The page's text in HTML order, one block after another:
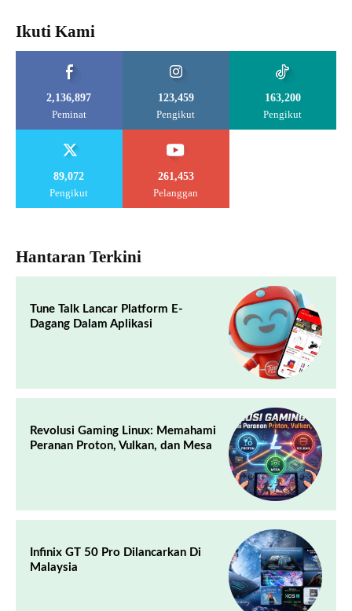
Ikuti Kami
2,136,897
Peminat
123,459
Pengikut
163,200
Pengikut
89,072
Pengikut
261,453
Pelanggan
Hantaran Terkini
Tune Talk Lancar Platform E-
Dagang Dalam Aplikasi
Revolusi Gaming Linux: Memahami
Peranan Proton, Vulkan, dan Mesa
Infinix GT 50 Pro Dilancarkan Di
Malaysia